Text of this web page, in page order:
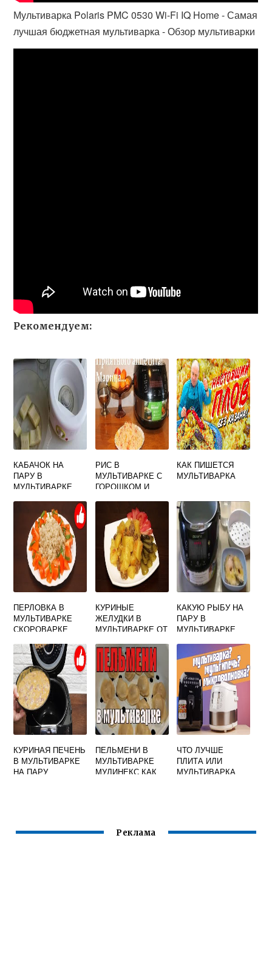
Мультиварка Polaris PMC 0530 Wi-Fi IQ Home - Самая
лучшая бюджетная мультиварка - Обзор мультиварки
Рекомендуем:
КАБАЧОК НА
ПАРУ В
МУЛЬТИВАРКЕ
ПРИКОРМА
РИС В
МУЛЬТИВАРКЕ С
ГОРОШКОМ И
КАК ПИШЕТСЯ
МУЛЬТИВАРКА
ПЕРЛОВКА В
МУЛЬТИВАРКЕ
СКОРОВАРКЕ
КУРИНЫЕ
ЖЕЛУДКИ В
МУЛЬТИВАРКЕ ОТ
ПЕТРУШЕНКО
КАКУЮ РЫБУ НА
ПАРУ В
МУЛЬТИВАРКЕ
КУРИНАЯ ПЕЧЕНЬ
В МУЛЬТИВАРКЕ
НА ПАРУ
ПЕЛЬМЕНИ В
МУЛЬТИВАРКЕ
МУЛИНЕКС КАК
ЧТО ЛУЧШЕ
ПЛИТА ИЛИ
МУЛЬТИВАРКА
Реклама